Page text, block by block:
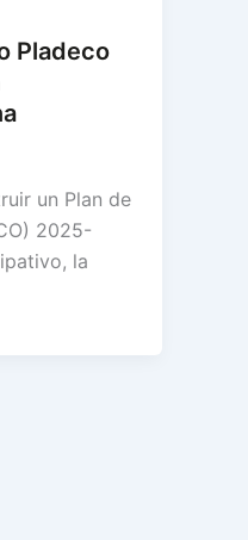
Pladeco
un Plan de
2025-
la